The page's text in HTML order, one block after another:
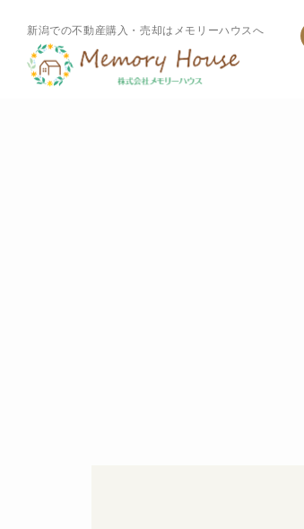
新潟での不動産購入・売却はメモリーハウスへ